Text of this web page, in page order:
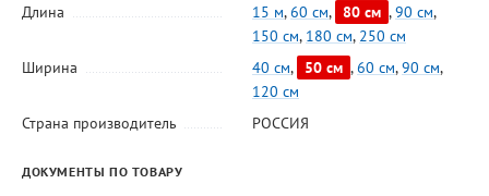
Длина
15 м,60 см, 80 см ,90 см,
150 см, 180 см, 250 см
Ширина
40 см, 50 см ,60 см,90 см,
120 см
Страна производитель
РОССИЯ
ДОКУМЕНТЫ ПО ТОВАРУ